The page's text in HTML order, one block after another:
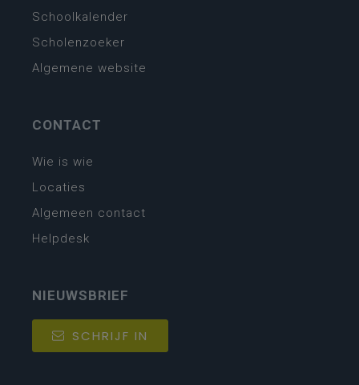
Schoolkalender
Scholenzoeker
Algemene website
CONTACT
Wie is wie
Locaties
Algemeen contact
Helpdesk
NIEUWSBRIEF
SCHRIJF IN